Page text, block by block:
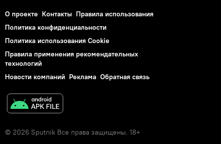
О проекте Контакты Правила использования
Политика конфиденциальности
Политика использования Cookie
Правила применения рекомендательных
технологий
Новости компаний Реклама Обратная связь
© 2026 Sputnik Все права защищены. 18+